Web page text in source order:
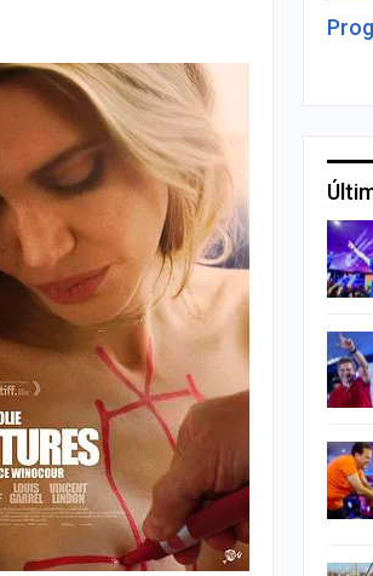
Idoso sofre mal súbito e
colide veículo contra
poste na Coroa do…
Prouni 2026: divulgado o
resultado de nova
chamada para o 2º…
Produção de petróleo em
Sergipe aumentou 1,7% em
junho
Plataforma GO Sergipe